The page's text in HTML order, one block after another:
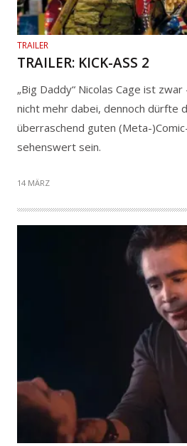
TRAILER
TRAILER: KICK-ASS 2
„Big Daddy“ Nicolas Cage ist
nicht mehr dabei, dennoch dürfte
überraschend guten (Meta-
sehenswert sein.
14 MÄRZ